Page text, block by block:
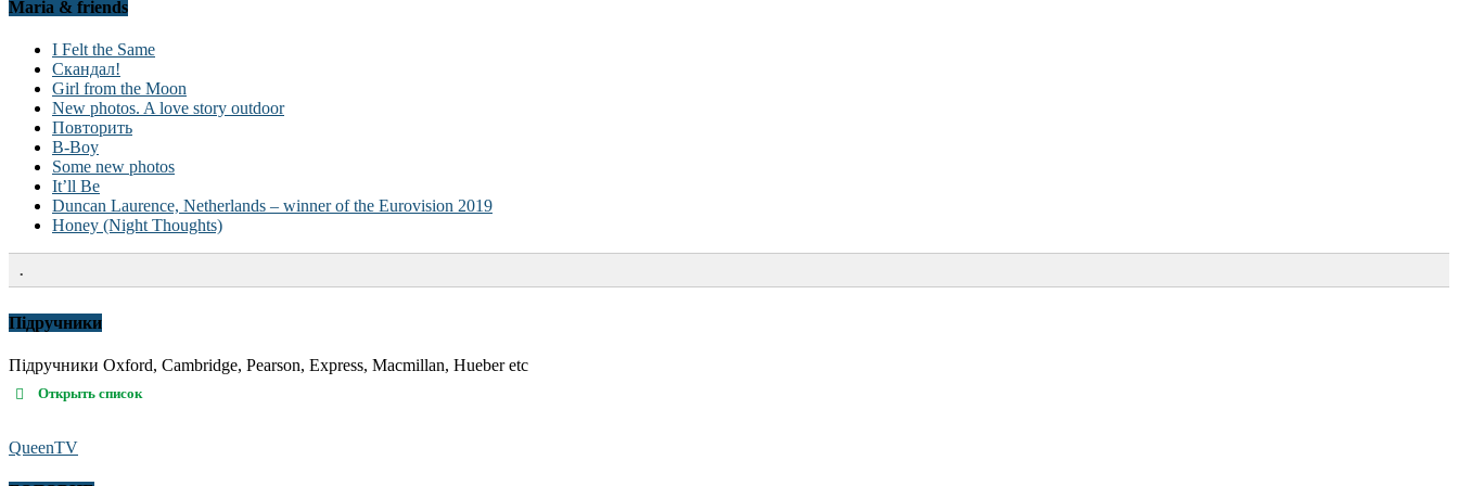
Maria & friends
I Felt the Same
Скандал!
Girl from the Moon
New photos. A love story outdoor
Повторить
B-Boy
Some new photos
It’ll Be
Duncan Laurence, Netherlands – winner of the Eurovision 2019
Honey (Night Thoughts)
.
Підручники
Підручники Oxford, Cambridge, Pearson, Express, Macmillan, Hueber etc
Открыть список
QueenTV